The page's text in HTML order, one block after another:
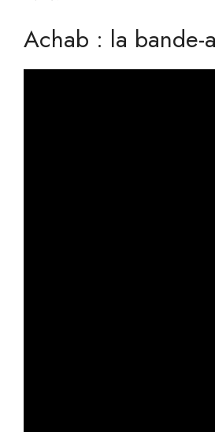
Achab : la bande-